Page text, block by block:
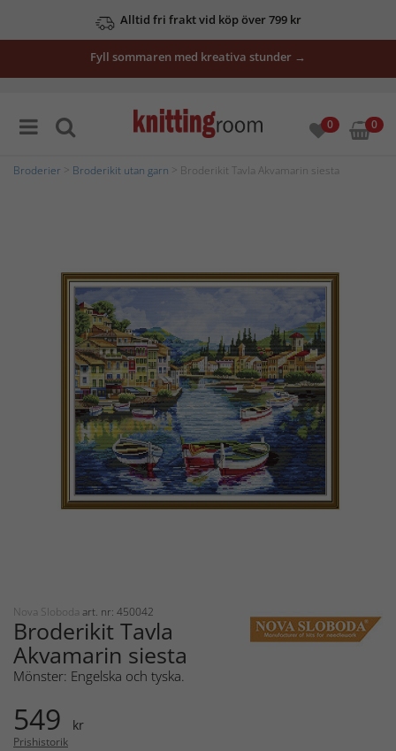
Alltid fri frakt vid köp över 799 kr
Fyll sommaren med kreativa stunder →
0 0
Broderier Broderikit utan garn > Broderikit Tavla Akvamarin siesta
Nova Sloboda art. nr: 450042
Broderikit Tavla
Akvamarin siesta
Mönster: Engelska och tyska.
549 kr
Prishistorik